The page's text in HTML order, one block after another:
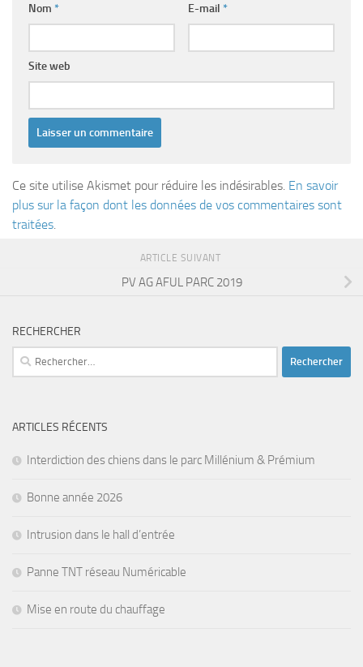
Nom * E-mail *
Site web
Ce site utilise Akismet pour réduire les indésirables. En savoir
plus sur la façon dont les données de vos commentaires sont
traitées.
ARTICLE SUIVANT
PV AG AFUL PARC 2019
RECHERCHER
Rechercher :
ARTICLES RÉCENTS
Interdiction des chiens dans le parc Millénium & Prémium
Bonne année 2026
Intrusion dans le hall d’entrée
Panne TNT réseau Numéricable
Mise en route du chauffage